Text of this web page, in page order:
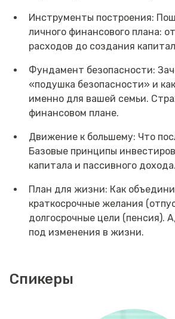
Инструменты построения:
личного финансового плана:
расходов до создания
Фундамент безопасности:
«подушка безопасности» и
именно для вашей семьи.
финансовом плане.
Движение к большему: Что
Базовые принципы
капитала и пассивного дохода.
План для жизни: Как
краткосрочные желания
долгосрочные цели (пенсия).
под изменения в жизни.
Спикеры